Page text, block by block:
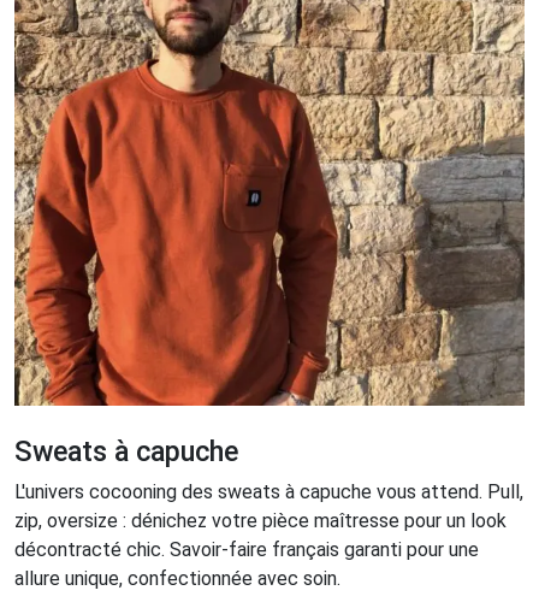
Sweats à capuche
L'univers cocooning des sweats à capuche vous attend. Pull,
zip, oversize : dénichez votre pièce maîtresse pour un look
décontracté chic. Savoir-faire français garanti pour une
allure unique, confectionnée avec soin.